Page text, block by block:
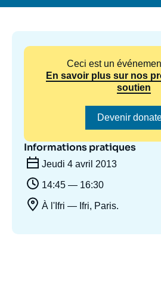
Se
Informations pratiques
Jeudi 4 avril 2013
14:45 — 16:30
À l'Ifri — Ifri, Paris.
Ceci est un
En savoir plus sur nos
soutien
Devenir